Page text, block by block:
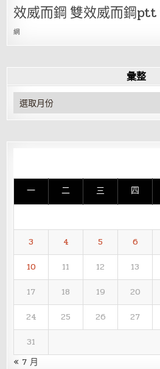
效威而鋼 雙效威而鋼ptt
網
彙整
彙
整
一 二 三 四
3
4 5 6
10
11 12 13
17
18 19 20
24
25 26 27
31
« 7 月